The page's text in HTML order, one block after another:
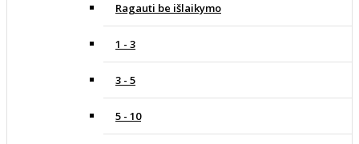
Ragauti be išlaikymo
1 - 3
3 - 5
5 - 10